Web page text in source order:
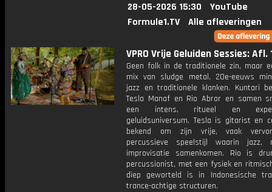
28-05-2026 15:30
YouTube
Formule1.TV
Alle afleveringen
VPRO Vrije Geluiden Sessies: Afl.
Geen folk in de traditionele zin, maar
mix van sludge metal, 20e-eeuws
jazz en traditionele klanken. Kuntari
Tesla Manaf en Rio Abror en samen
een intens, ritueel en
geluidsuniversum. Tesla is gitarist en
bekend om zijn vrije, vaak
percussieve speelstijl waarin jazz,
improvisatie samenkomen. Rio is
percussionist, met een fysiek en
diep geworteld is in Indonesische
trance-achtige structuren.